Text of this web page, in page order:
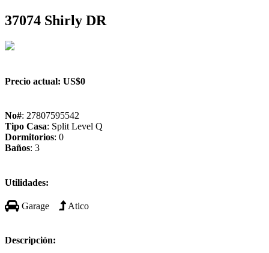
37074 Shirly DR
Precio actual: US$0
No#: 27807595542
Tipo Casa: Split Level Q
Dormitorios: 0
Baños: 3
Utilidades:
Garage Atico
Descripción: